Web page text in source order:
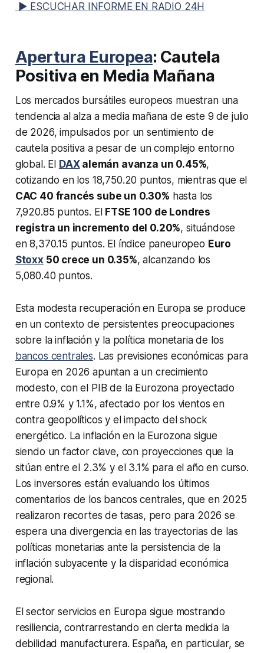
▶ ESCUCHAR INFORME EN RADIO 24H
Apertura Europea: Cautela
Positiva en Media Mañana
Los mercados bursátiles europeos muestran una
tendencia al alza a media mañana de este 9 de julio
de 2026, impulsados por un sentimiento de
cautela positiva a pesar de un complejo entorno
global. El DAXalemán avanza un 0.45%,
cotizando en los 18,750.20 puntos, mientras que el
CAC 40 francés sube un 0.30% hasta los
7,920.85 puntos. El FTSE 100 de Londres
registra un incremento del 0.20%, situándose
en 8,370.15 puntos. El índice paneuropeo Euro
Stoxx 50 crece un 0.35%, alcanzando los
5,080.40 puntos.
Esta modesta recuperación en Europa se produce
en un contexto de persistentes preocupaciones
sobre la inflación y la política monetaria de los
bancos centrales. Las previsiones económicas para
Europa en 2026 apuntan a un crecimiento
modesto, con el PIB de la Eurozona proyectado
entre 0.9% y 1.1%, afectado por los vientos en
contra geopolíticos y el impacto del shock
energético. La inflación en la Eurozona sigue
siendo un factor clave, con proyecciones que la
sitúan entre el 2.3% y el 3.1% para el año en curso.
Los inversores están evaluando los últimos
comentarios de los bancos centrales, que en 2025
realizaron recortes de tasas, pero para 2026 se
espera una divergencia en las trayectorias de las
políticas monetarias ante la persistencia de la
inflación subyacente y la disparidad económica
regional.
El sector servicios en Europa sigue mostrando
resiliencia, contrarrestando en cierta medida la
debilidad manufacturera. España, en particular, se